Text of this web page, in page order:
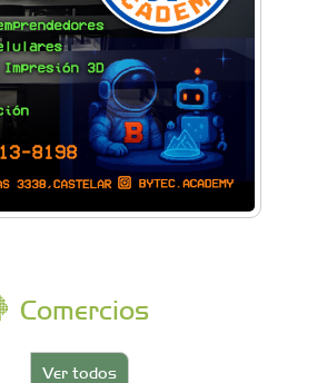
Comercios
Ver todos